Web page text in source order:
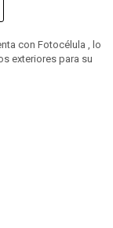
con Fotocélula , lo
exteriores para su